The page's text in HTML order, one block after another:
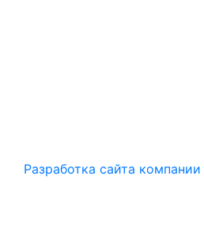
Разработка сайта компании